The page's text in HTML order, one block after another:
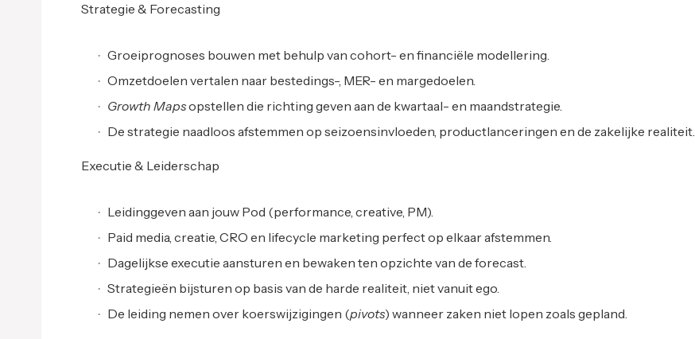
Strategie & Forecasting
Groeiprognoses bouwen met behulp van cohort- en financiële modellering.
Omzetdoelen vertalen naar bestedings-, MER- en margedoelen.
Growth Mapsopstellen die richting geven aan de kwartaal- en maandstrategie.
De strategie naadloos afstemmen op seizoensinvloeden, productlanceringen en de zakelijke realiteit.
Executie & Leiderschap
Leidinggeven aan jouw Pod (performance, creative, PM).
Paid media, creatie, CRO en lifecycle marketing perfect op elkaar afstemmen.
Dagelijkse executie aansturen en bewaken ten opzichte van de forecast.
Strategieën bijsturen op basis van de harde realiteit, niet vanuit ego.
De leiding nemen over koerswijzigingen (pivots) wanneer zaken niet lopen zoals gepland.